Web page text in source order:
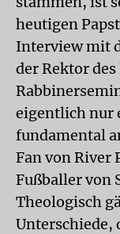
heutigen
Interview mit
der Rektor
eigentlich nur
fundamental
Fan von River
Fußballer von
Theologisch
Unterschiede,